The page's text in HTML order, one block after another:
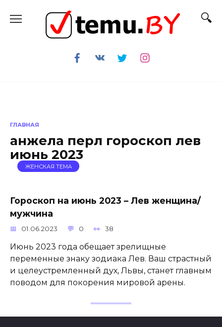
содержанию
ГЛАВНАЯ
анжела перл гороскоп лев
июнь 2023
ЖЕНСКАЯ ТЕМА
Гороскоп на июнь 2023 – Лев женщина/
мужчина
01.06.2023 0 38
Июнь 2023 года обещает зрелищные
переменные знаку зодиака Лев. Ваш страстный
и целеустремленный дух, Львы, станет главным
поводом для покорения мировой арены.